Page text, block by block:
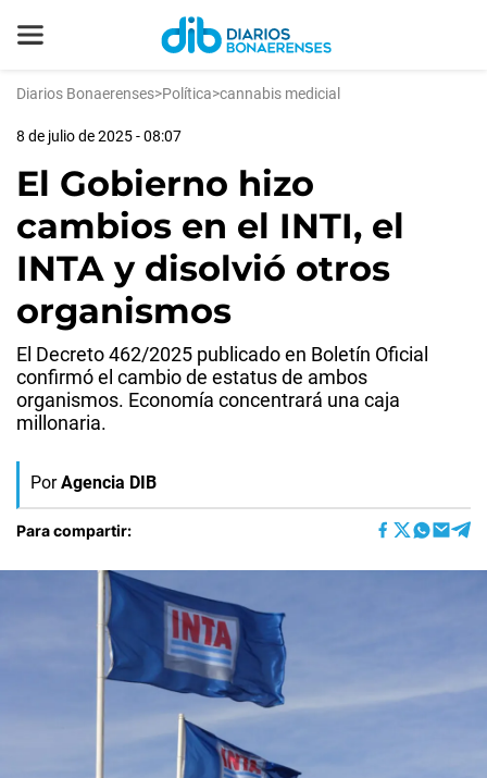
Diarios Bonaerenses>Política>cannabis medicial
8 de julio de 2025 - 08:07
El Gobierno hizo
cambios en el INTI, el
INTA y disolvió otros
organismos
El Decreto 462/2025 publicado en Boletín Oficial
confirmó el cambio de estatus de ambos
organismos. Economía concentrará una caja
millonaria.
Por Agencia DIB
Para compartir: